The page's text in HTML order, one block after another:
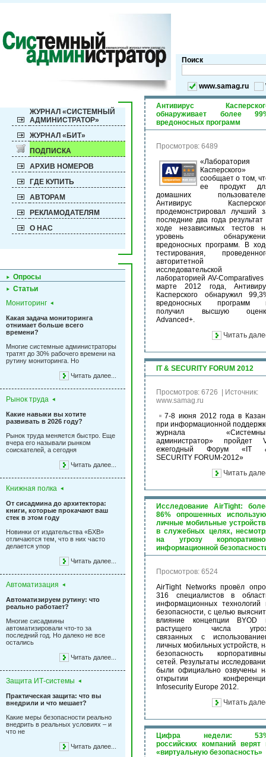
Поиск
www.samag.ru
ЖУРНАЛ «СИСТЕМНЫЙ
АДМИНИСТРАТОР»
ЖУРНАЛ «БИТ»
ПОДПИСКА
АРХИВ НОМЕРОВ
ГДЕ КУПИТЬ
АВТОРАМ
РЕКЛАМОДАТЕЛЯМ
О НАС
Опросы
Статьи
Мониторинг
Какая задача мониторинга
отнимает больше всего
времени?
Многие системные администраторы
тратят до 30% рабочего времени на
рутину мониторинга. Но
Читать далее...
Рынок труда
Какие навыки вы хотите
развивать в 2026 году?
Рынок труда меняется быстро. Еще
вчера его называли рынком
соискателей, а сегодня
Читать далее...
Книжная полка
От сисадмина до архитектора:
книги, которые прокачают ваш
стек в этом году
Новинки от издательства «БХВ»
отличаются тем, что в них часто
делается упор
Читать далее...
Автоматизация
Автоматизируем рутину: что
реально работает?
Многие сисадмины
автоматизировали что-то за
последний год. Но далеко не все
остались
Читать далее...
Защита ИТ-системы
Практическая защита: что вы
внедрили и что мешает?
Какие меры безопасности реально
внедрить в реальных условиях – и
что не
Читать далее...
Антивирус
обнаруживает более
вредоносных программ
Просмотров: 6489
«Лаборатория
Касперского»
сообщает о том,
ее продукт
домашних
Антивирус
продемонстрировал лучший
последние два года результат
ходе независимых тестов
уровень
вредоносных программ. В
тестирования,
авторитетной
исследовательской
лабораторией AV-Comparatives
марте 2012 года,
Касперского обнаружил
вредоносных программ
получил высшую
Advanced+.
Читать
IT & SECURITY FORUM 2012
Просмотров: 6726
Источник:
www.samag.ru
7-8 июня 2012 года в
при информационной
журнала
администратор» пройдет
ежегодный Форум «IT
SECURITY FORUM-2012»
Читать
Исследование AirTight:
86% опрошенных
личные мобильные
в служебных целях,
на угрозу
информационной
Просмотров: 6524
AirTight Networks провёл
316 специалистов в
информационных технологий
безопасности, с целью
влияние концепции BYOD
растущего числа
связанных с
личных мобильных устройств,
безопасность
сетей. Результаты
были официально озвучены
открытии
Infosecurity Europe 2012.
Читать
Цифра недели:
российских компаний верят
«виртуальную безопасность»